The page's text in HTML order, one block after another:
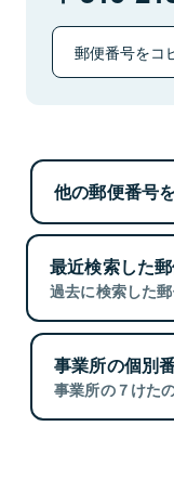
郵便番号をコ
他の郵便番号
最近検索した
過去に検索した
事業所の個別
事業所の７けた